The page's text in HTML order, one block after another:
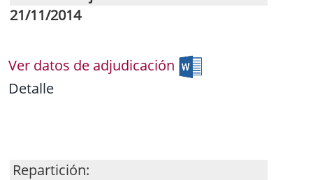
21/11/2014
Ver datos de adjudicación
Detalle
Repartición: